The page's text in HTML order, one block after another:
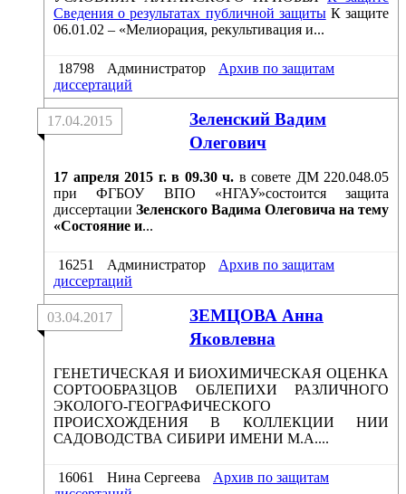
Сведения о результатах публичной защиты К защите
06.01.02 – «Мелиорация, рекультивация и...
18798 Администратор
Архив по защитам
диссертаций
Зеленский Вадим
Олегович
17.04.2015
17 апреля 2015 г. в 09.30 ч. в совете ДМ 220.048.05
при ФГБОУ ВПО «НГАУ»состоится защита
диссертации Зеленского Вадима Олеговича на тему
«Состояние и...
16251 Администратор
Архив по защитам
диссертаций
ЗЕМЦОВА Анна
Яковлевна
03.04.2017
ГЕНЕТИЧЕСКАЯ И БИОХИМИЧЕСКАЯ ОЦЕНКА
СОРТООБРАЗЦОВ ОБЛЕПИХИ РАЗЛИЧНОГО
ЭКОЛОГО-ГЕОГРАФИЧЕСКОГО
ПРОИСХОЖДЕНИЯ В КОЛЛЕКЦИИ НИИ
САДОВОДСТВА СИБИРИ ИМЕНИ М.А....
16061 Нина Сергеева
Архив по защитам